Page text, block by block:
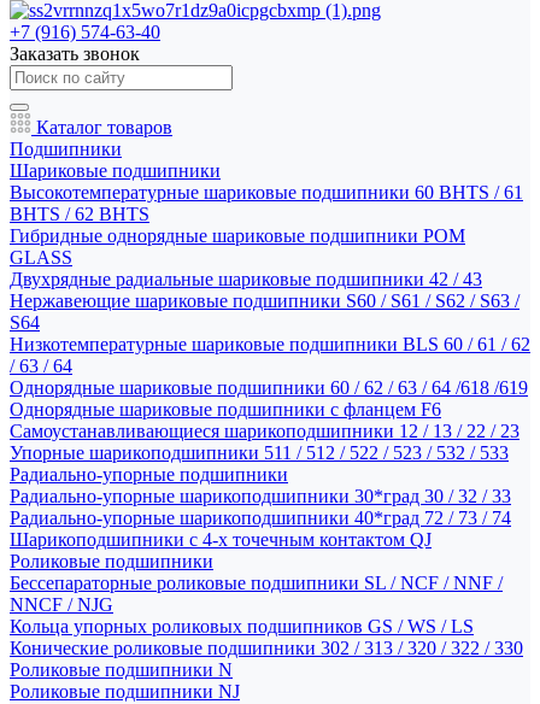
+7 (916) 574-63-40
Заказать звонок
Каталог товаров
Подшипники
Шариковые подшипники
Высокотемпературные шариковые подшипники 60 BHTS / 61
BHTS / 62 BHTS
Гибридные однорядные шариковые подшипники POM
GLASS
Двухрядные радиальные шариковые подшипники 42 / 43
Нержавеющие шариковые подшипники S60 / S61 / S62 / S63 /
S64
Низкотемпературные шариковые подшипники BLS 60 / 61 / 62
/ 63 / 64
Однорядные шариковые подшипники 60 / 62 / 63 / 64 /618 /619
Однорядные шариковые подшипники с фланцем F6
Самоустанавливающиеся шарикоподшипники 12 / 13 / 22 / 23
Упорные шарикоподшипники 511 / 512 / 522 / 523 / 532 / 533
Радиально-упорные подшипники
Радиально-упорные шарикоподшипники 30*град 30 / 32 / 33
Радиально-упорные шарикоподшипники 40*град 72 / 73 / 74
Шарикоподшипники с 4-х точечным контактом QJ
Роликовые подшипники
Бессепараторные роликовые подшипники SL / NCF / NNF /
NNCF / NJG
Кольца упорных роликовых подшипников GS / WS / LS
Конические роликовые подшипники 302 / 313 / 320 / 322 / 330
Роликовые подшипники N
Роликовые подшипники NJ